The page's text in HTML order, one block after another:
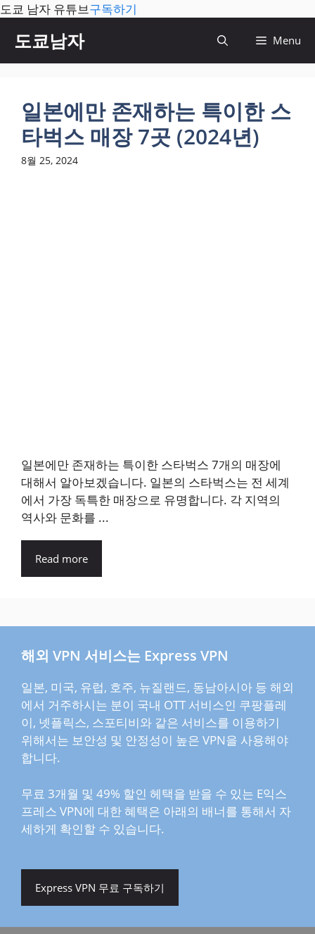
도쿄 남자 유튜브구독하기
츠
도쿄남자 Menu
일본에만 존재하는 특이한 스
타벅스 매장 7곳 (2024년)
8월 25, 2024
일본에만 존재하는 특이한 스타벅스 7개의 매장에
대해서 알아보겠습니다. 일본의 스타벅스는 전 세계
에서 가장 독특한 매장으로 유명합니다. 각 지역의
역사와 문화를 ...
Read more
해외 VPN 서비스는 Express VPN
일본, 미국, 유럽, 호주, 뉴질랜드, 동남아시아 등 해외
에서 거주하시는 분이 국내 OTT 서비스인 쿠팡플레
이, 넷플릭스, 스포티비와 같은 서비스를 이용하기
위해서는 보안성 및 안정성이 높은 VPN을 사용해야
합니다.
무료 3개월 및 49% 할인 헤택을 받을 수 있는 E익스
프레스 VPN에 대한 혜택은 아래의 배너를 통해서 자
세하게 확인할 수 있습니다.
Express VPN 무료 구독하기